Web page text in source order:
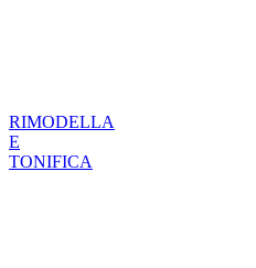
RIMODELLA
E
TONIFICA